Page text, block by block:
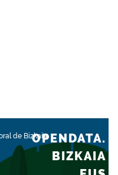
de BizkaiaOPENDATA.
BIZKAIA